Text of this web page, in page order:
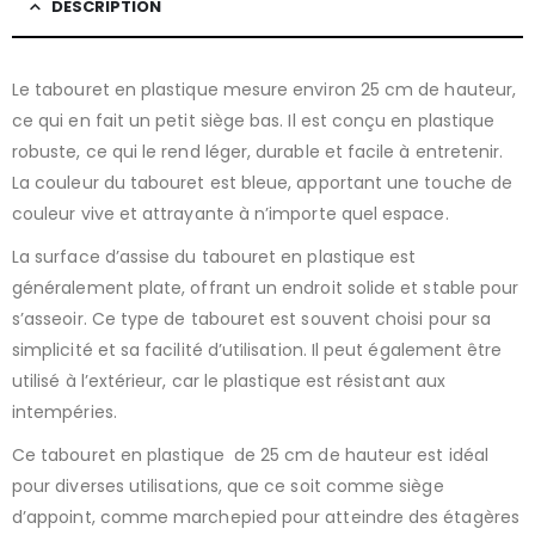
DESCRIPTION
Le tabouret en plastique mesure environ 25 cm de hauteur,
ce qui en fait un petit siège bas. Il est conçu en plastique
robuste, ce qui le rend léger, durable et facile à entretenir.
La couleur du tabouret est bleue, apportant une touche de
couleur vive et attrayante à n’importe quel espace.
La surface d’assise du tabouret en plastique est
généralement plate, offrant un endroit solide et stable pour
s’asseoir. Ce type de tabouret est souvent choisi pour sa
simplicité et sa facilité d’utilisation. Il peut également être
utilisé à l’extérieur, car le plastique est résistant aux
intempéries.
Ce tabouret en plastique de 25 cm de hauteur est idéal
pour diverses utilisations, que ce soit comme siège
d’appoint, comme marchepied pour atteindre des étagères